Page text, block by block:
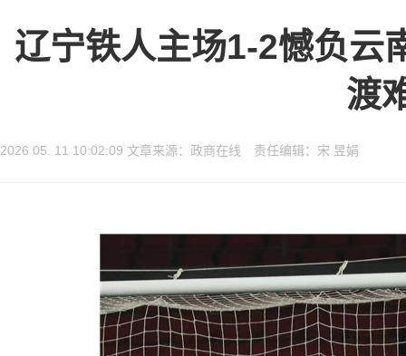
辽宁铁人主场1-2憾负云
渡
2026 05. 11 10:02:09 文章来源：政商在线 责任编辑：宋 昱娟